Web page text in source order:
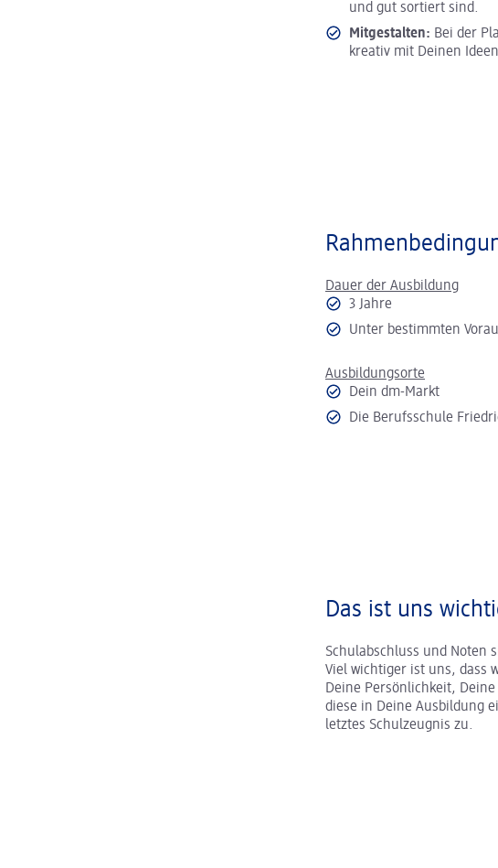
und gut sortiert sind.
Mitgestalten: Bei der
kreativ mit Deinen
Dauer der Ausbildung
3 Jahre
Unter bestimmten
Ausbildungsorte
Dein dm-Markt
Die Berufsschule
Das ist uns
Schulabschluss und Noten
Viel wichtiger ist uns, dass
Deine Persönlichkeit,
diese in Deine Ausbildung
letztes Schulzeugnis zu.